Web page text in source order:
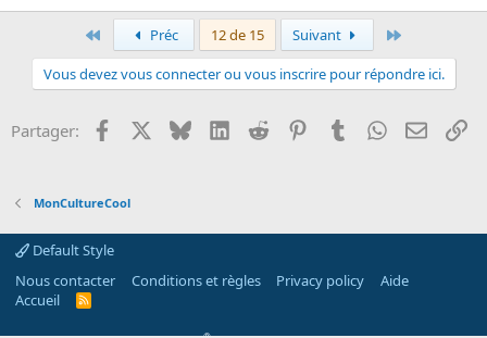
PremierPréc 12 de 15 Suivant
Vous devez vous connecter ou vous inscrire pour répondre ici.
Partager: Facebook BlueskyLinkedInReddit PinterestTumblrWhatsApp
Email
MonCultureCool
Default Style
Nous contacter
Conditions et règles Privacy policy
Aide
Accueil
R